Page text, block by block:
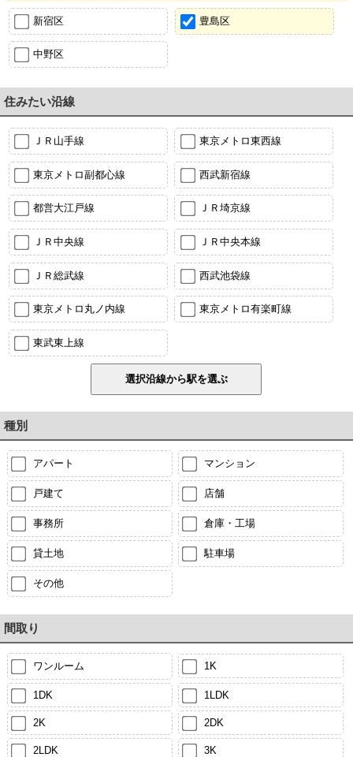
新宿区 豊島区
中野区
住みたい沿線
ＪＲ山手線 東京メトロ東西線
東京メトロ副都心線 西武新宿線
都営大江戸線 ＪＲ埼京線
ＪＲ中央線 ＪＲ中央本線
ＪＲ総武線 西武池袋線
東京メトロ丸ノ内線 東京メトロ有楽町線
東武東上線
種別
アパート マンション
戸建て 店舗
事務所 倉庫・工場
貸土地 駐車場
その他
間取り
ワンルーム 1K
1DK 1LDK
2K 2DK
2LDK 3K